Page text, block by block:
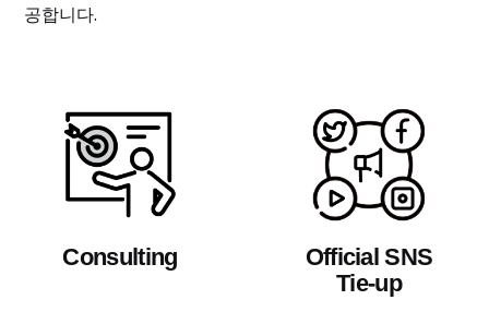
공합니다.
Consulting
Official SNS
Tie-up